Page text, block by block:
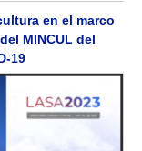
en el marco
MINCUL del
19